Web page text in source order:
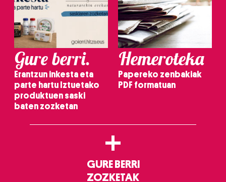
Gure berri.
Erantzun inkesta eta
parte hartu Iztuetako
produktuen saski
baten zozketan
Hemeroteka
Papereko zenbakiak
PDF formatuan
+
GURE BERRI
ZOZKETAK